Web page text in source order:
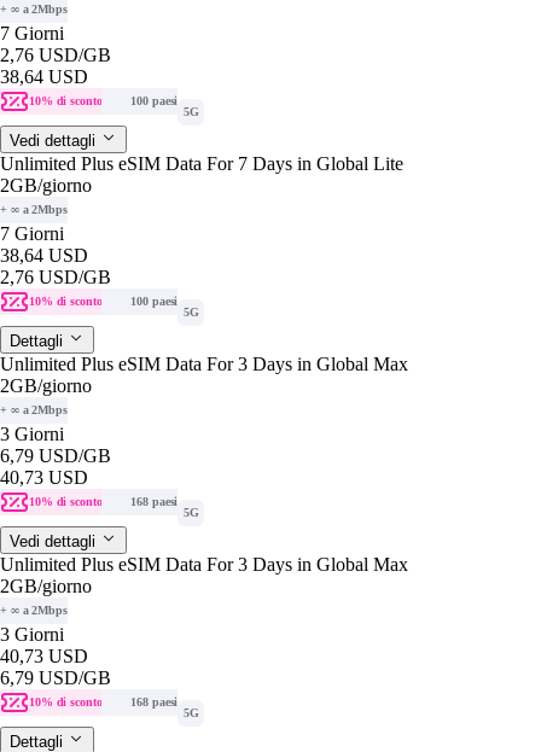
+ ∞ a 2Mbps
7 Giorni
2,76 USD/GB
38,64 USD
10% di sconto
100 paesi
5G
Vedi dettagli
Unlimited Plus eSIM Data For 7 Days in Global Lite
2GB/giorno
+ ∞ a 2Mbps
7 Giorni
38,64 USD
2,76 USD/GB
10% di sconto
100 paesi
5G
Dettagli
Unlimited Plus eSIM Data For 3 Days in Global Max
2GB/giorno
+ ∞ a 2Mbps
3 Giorni
6,79 USD/GB
40,73 USD
10% di sconto
168 paesi
5G
Vedi dettagli
Unlimited Plus eSIM Data For 3 Days in Global Max
2GB/giorno
+ ∞ a 2Mbps
3 Giorni
40,73 USD
6,79 USD/GB
10% di sconto
168 paesi
5G
Dettagli